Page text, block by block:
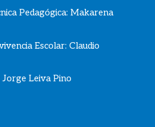
Pedagógica: Makarena
Escolar: Claudio
Leiva Pino